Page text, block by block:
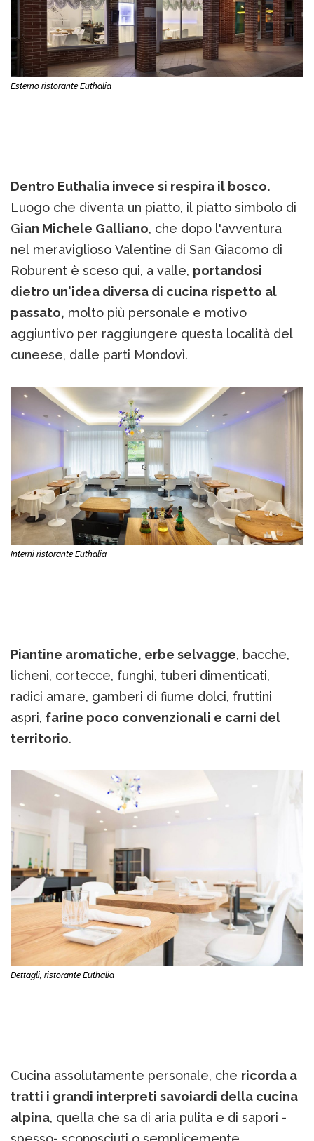
Esterno ristorante Euthalia
Dentro Euthalia invece si respira il bosco.
Luogo che diventa un piatto, il piatto simbolo di
Gian Michele Galliano, che dopo l'avventura
nel meraviglioso Valentine di San Giacomo di
Roburent è sceso qui, a valle, portandosi
dietro un'idea diversa di cucina rispetto al
passato, molto più personale e motivo
aggiuntivo per raggiungere questa località del
cuneese, dalle parti Mondovì.
Interni ristorante Euthalia
Piantine aromatiche, erbe selvagge, bacche,
licheni, cortecce, funghi, tuberi dimenticati,
radici amare, gamberi di fiume dolci, fruttini
aspri, farine poco convenzionali e carni del
territorio.
Dettagli, ristorante Euthalia
Cucina assolutamente personale, che ricorda a
tratti i grandi interpreti savoiardi della cucina
alpina, quella che sa di aria pulita e di sapori -